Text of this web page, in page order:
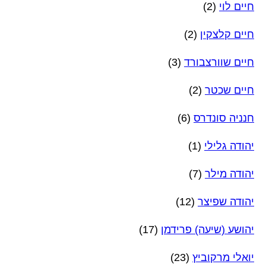
חיים לוי (2)
חיים קלצקין (2)
חיים שוורצבורד (3)
חיים שכטר (2)
חנניה סונדרס (6)
יהודה גלילי (1)
יהודה מילר (7)
יהודה שפיצר (12)
יהושע (שיעה) פרידמן (17)
יואלי מרקוביץ (23)